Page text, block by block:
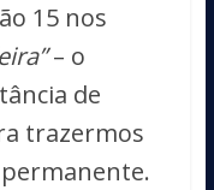
15 nos
– o
de
trazermos